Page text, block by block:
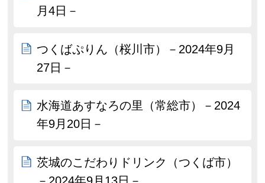
月4日－
つくばぷりん（桜川市）－2024年9月
27日－
水海道あすなろの里（常総市）－2024
年9月20日－
茨城のこだわりドリンク（つくば市）